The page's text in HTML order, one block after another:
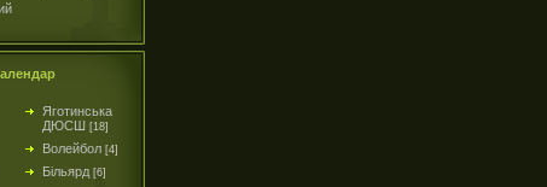
Яготинська
ДЮСШ [18]
Волейбол [4]
Більярд [6]